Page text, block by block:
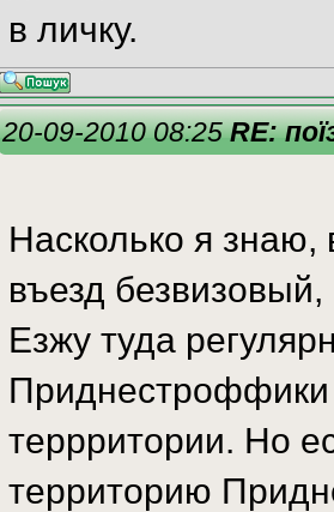
в личку.
20-09-2010 08:25RE:
Насколько я
въезд безвизовый,
Езжу туда
Приднестроффики
террритории. Но
территорию